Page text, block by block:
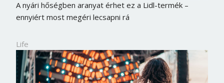
A nyári hőségben aranyat érhet ez a Lidl-termék –
ennyiért most megéri lecsapni rá
Life